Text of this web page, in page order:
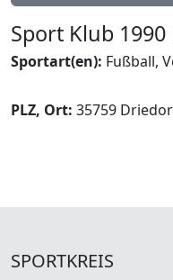
Sport Klub
Sportart(en): Fußball,
PLZ, Ort: 35759
SPORTKREIS